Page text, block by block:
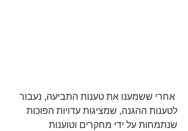
אחרי ששמענו את טענות התביעה, נעבור
לטענות ההגנה, שמציגות עדויות הפוכות
שנתמחות על ידי מחקרים וטוענות